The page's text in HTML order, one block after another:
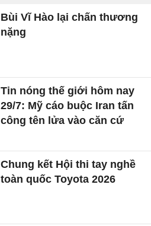
Bùi Vĩ Hào lại chấn thương
nặng
Tin nóng thế giới hôm nay
29/7: Mỹ cáo buộc Iran tấn
công tên lửa vào căn cứ
Chung kết Hội thi tay nghề
toàn quốc Toyota 2026